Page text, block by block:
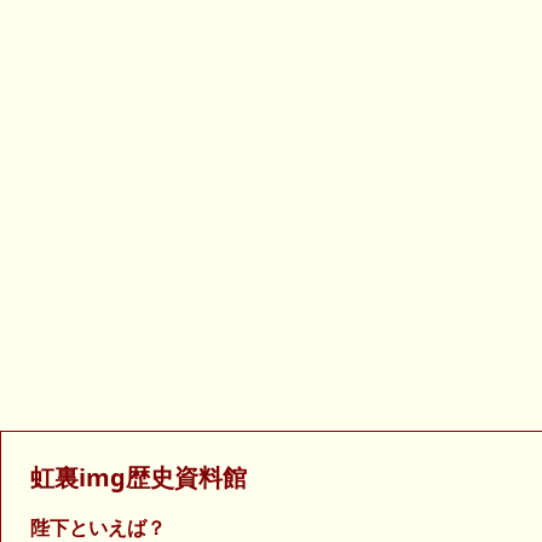
虹裏img歴史資料館
陛下といえば？